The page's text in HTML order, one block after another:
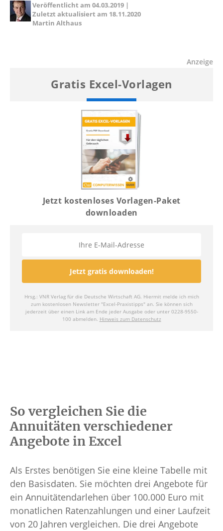
Veröffentlicht am04.03.2019 |
Zuletzt aktualisiert am 18.11.2020
Martin Althaus
So vergleichen Sie die
Annuitäten verschiedener
Angebote in Excel
Als Erstes benötigen Sie eine kleine Tabelle mit
den Basisdaten. Sie möchten drei Angebote für
ein Annuitätendarlehen über 100.000 Euro mit
monatlichen Ratenzahlungen und einer Laufzeit
von 20 Jahren vergleichen. Die drei Angebote